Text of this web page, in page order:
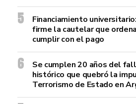
Financiamiento
firme la cautelar que
cumplir con el pago
Se cumplen 20 años del
histórico que quebró la
Terrorismo de Estado en